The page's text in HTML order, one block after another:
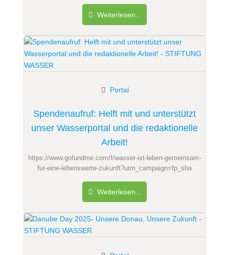
Weiterlesen...
Spendenaufruf: Helft mit und unterstützt
unser Wasserportal und die redaktionelle
Arbeit!
Portal
https://www.gofundme.com/f/wasser-ist-leben-gemeinsam-
fur-eine-lebenswerte-zukunft?utm_campaign=fp_sha
Weiterlesen...